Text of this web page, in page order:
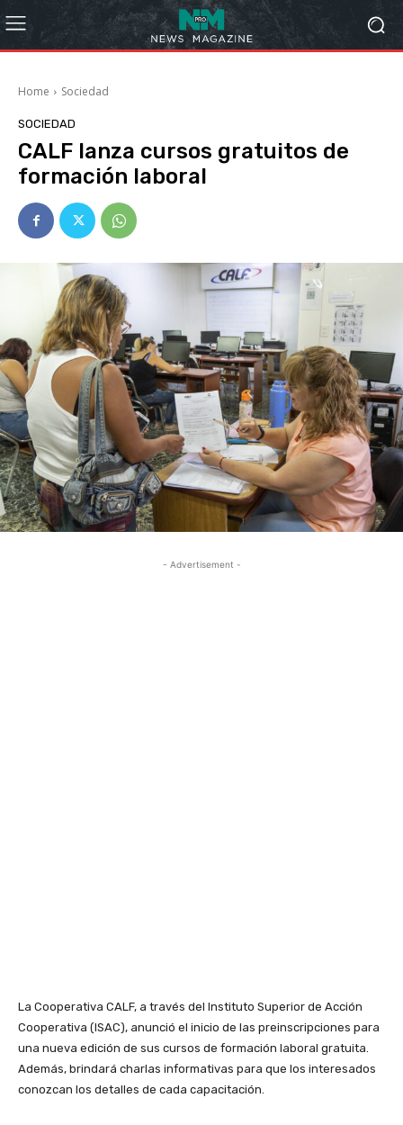
Home Sociedad
SOCIEDAD
CALF lanza cursos gratuitos de
formación laboral
- Advertisement -
La Cooperativa CALF, a través del Instituto Superior de Acción
Cooperativa (ISAC), anunció el inicio de las preinscripciones para
una nueva edición de sus cursos de formación laboral gratuita.
Además, brindará charlas informativas para que los interesados
conozcan los detalles de cada capacitación.